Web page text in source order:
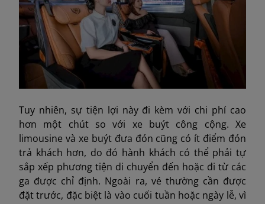
Tuy nhiên, sự tiện lợi này đi kèm với chi phí cao
hơn một chút so với xe buýt công cộng. Xe
limousine và xe buýt đưa đón cũng có ít điểm đón
trả khách hơn, do đó hành khách có thể phải tự
sắp xếp phương tiện di chuyển đến hoặc đi từ các
ga được chỉ định. Ngoài ra, vé thường cần được
đặt trước, đặc biệt là vào cuối tuần hoặc ngày lễ, vì